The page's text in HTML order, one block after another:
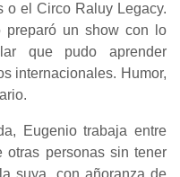
o el Circo Raluy Legacy.
preparó un show con lo
que pudo aprender
internacionales. Humor,
Eugenio trabaja entre
otras personas sin tener